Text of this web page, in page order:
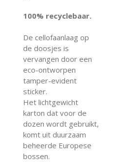
100% recyclebaar.
De cellofaanlaag op
de doosjes is
vervangen door een
eco-ontworpen
tamper-evident
sticker.
Het lichtgewicht
karton dat voor de
dozen wordt gebruikt,
komt uit duurzaam
beheerde Europese
bossen.